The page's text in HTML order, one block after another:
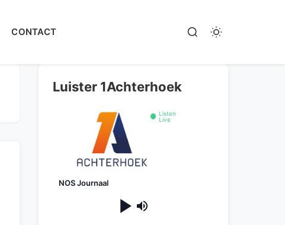
CONTACT
Luister 1Achterhoek
Listen
Live
NOS Journaal